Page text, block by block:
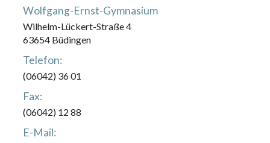
Wolfgang-Ernst-Gymnasium
Wilhelm-Lückert-Straße 4
63654 Büdingen
Telefon:
(06042) 36 01
Fax:
(06042) 12 88
E-Mail: